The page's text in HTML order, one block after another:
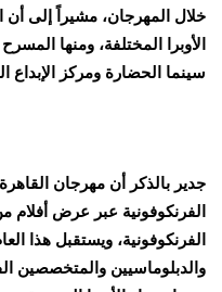
خلال المهرجان، مشيراً إلى أن
الأوبرا المختلفة، ومنها
سينما الحضارة ومركز الإبداع
جدير بالذكر أن مهرجان
الفرنكوفونية عبر عرض
الفرنكوفونية، ويستقبل هذا
والدبلوماسيين والمتخصصين